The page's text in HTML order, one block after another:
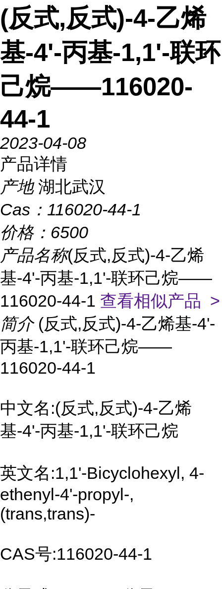
(反式,反式)-4-乙烯
基-4'-丙基-1,1'-联环
己烷——116020-
44-1
2023-04-08
产品详情
产地 湖北武汉
Cas： 116020-44-1
价格： 6500
产品名称(反式,反式)-4-乙烯
基-4'-丙基-1,1'-联环己烷——
116020-44-1 查看相似产品 >
简介 (反式,反式)-4-乙烯基-4'-
丙基-1,1'-联环己烷——
116020-44-1
中文名:(反式,反式)-4-乙烯
基-4'-丙基-1,1'-联环己烷
英文名:1,1'-Bicyclohexyl, 4-
ethenyl-4'-propyl-,
(trans,trans)-
CAS号:116020-44-1